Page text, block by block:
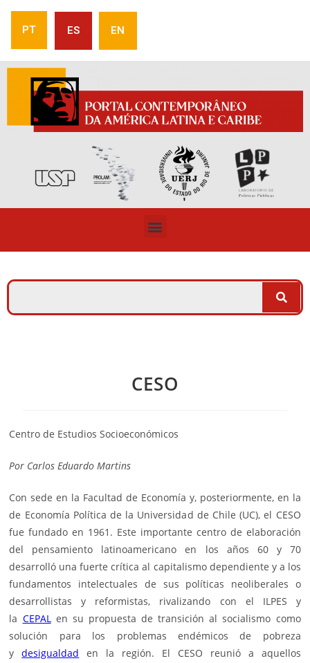
PT ES EN
CESO
Centro de Estudios Socioeconómicos
Por Carlos Eduardo Martins
Con sede en la Facultad de Economía y, posteriormente, en la
de Economía Política de la Universidad de Chile (UC), el CESO
fue fundado en 1961. Este importante centro de elaboración
del pensamiento latinoamericano en los años 60 y 70
desarrolló una fuerte crítica al capitalismo dependiente y a los
fundamentos intelectuales de sus políticas neoliberales o
desarrollistas y reformistas, rivalizando con el ILPES y
la CEPALen su propuesta de transición al socialismo como
solución para los problemas endémicos de pobreza
ydesigualdad en la región. El CESO reunió a aquellos